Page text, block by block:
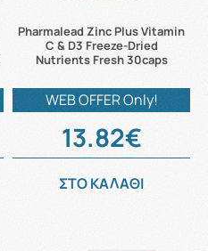
Pharmalead Zinc Plus Vitamin
C & D3 Freeze-Dried
Nutrients Fresh 30caps
WEB OFFER Only!
13.82€
ΣΤΟ ΚΑΛΑΘΙ